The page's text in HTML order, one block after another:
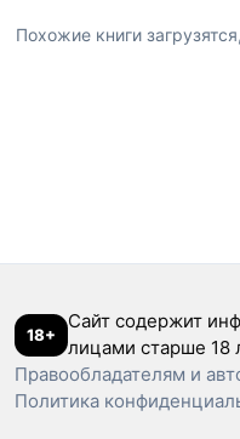
Похожие книги
18+
Сайт содержит
лицами старше 18
Правообладателям и
Политика